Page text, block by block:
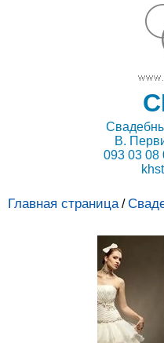
В.
093 03 08
Главная страница /